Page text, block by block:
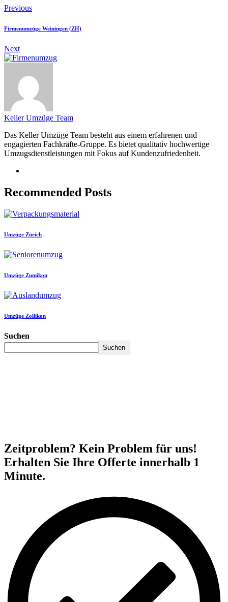
Previous
Firmenumzüge Weiningen (ZH)
Next
Keller Umzüge Team
Das Keller Umzüge Team besteht aus einem erfahrenen und
engagierten Fachkräfte-Gruppe. Es bietet qualitativ hochwertige
Umzugsdienstleistungen mit Fokus auf Kundenzufriedenheit.
Recommended Posts
Umzüge Zürich
Umzüge Zumikon
Umzüge Zollikon
Suchen
Suchen
Zeitproblem? Kein Problem für uns!
Erhalten Sie Ihre Offerte innerhalb 1
Minute.